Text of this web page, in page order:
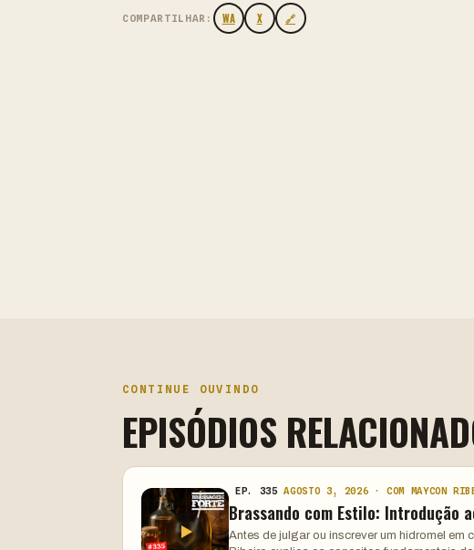
COMPARTILHAR: WA X 🔗
CONTINUE OUVINDO
EPISÓDIOS
EP. 335 AGOSTO 3, 2026 · COM MAYCON
Brassando com Estilo: Introdução
Antes de julgar ou inscrever um hidromel